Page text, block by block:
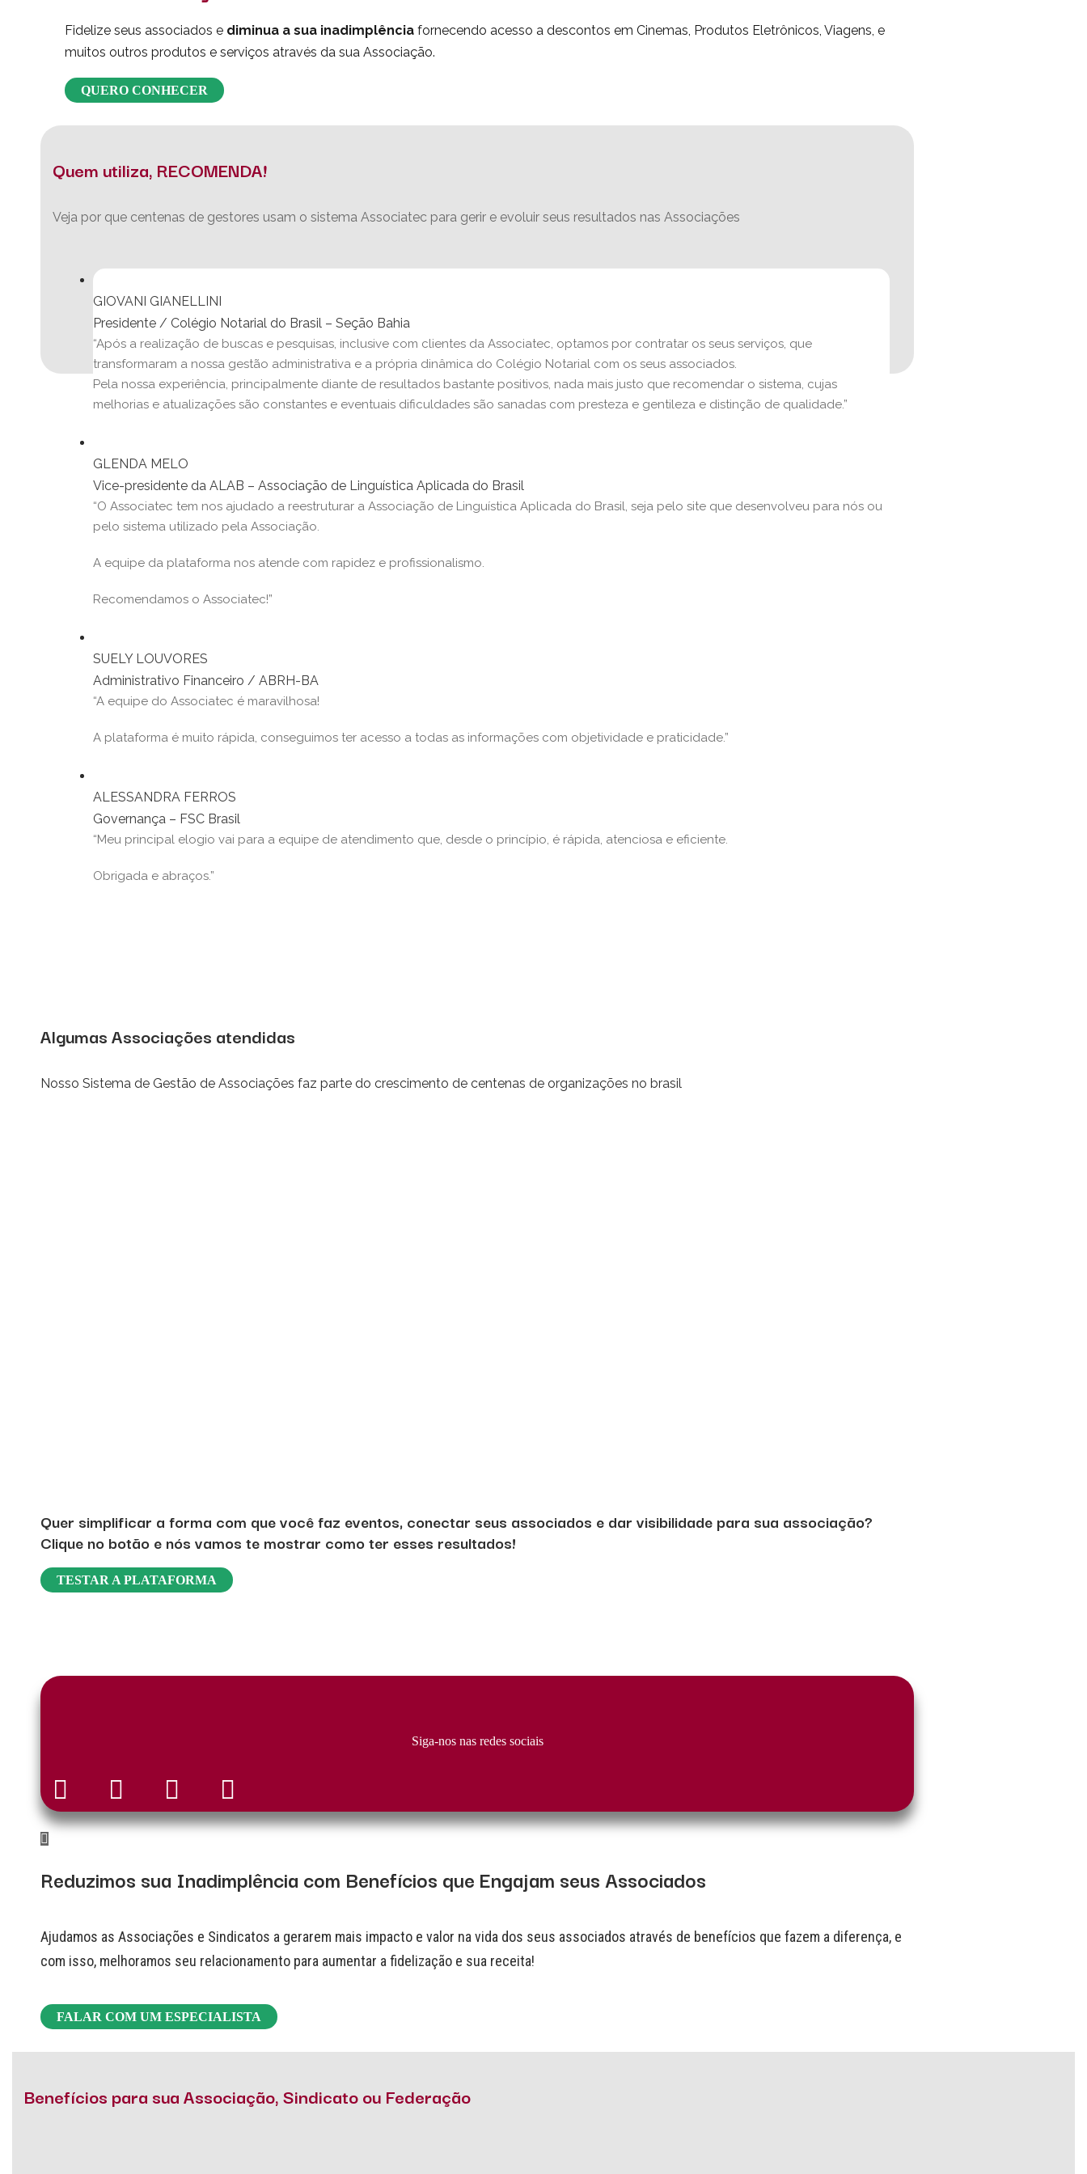
Fidelize seus associados e diminua a sua inadimplência fornecendo acesso a descontos em Cinemas, Produtos Eletrônicos, Viagens, e
muitos outros produtos e serviços através da sua Associação.
QUERO CONHECER
Quem utiliza, RECOMENDA!
Veja por que centenas de gestores usam o sistema Associatec para gerir e evoluir seus resultados nas Associações
GIOVANI GIANELLINI
Presidente / Colégio Notarial do Brasil – Seção Bahia
“Após a realização de buscas e pesquisas, inclusive com clientes da Associatec, optamos por contratar os seus serviços, que
transformaram a nossa gestão administrativa e a própria dinâmica do Colégio Notarial com os seus associados.
Pela nossa experiência, principalmente diante de resultados bastante positivos, nada mais justo que recomendar o sistema, cujas
melhorias e atualizações são constantes e eventuais dificuldades são sanadas com presteza e gentileza e distinção de qualidade.”
GLENDA MELO
Vice-presidente da ALAB – Associação de Linguística Aplicada do Brasil
“O Associatec tem nos ajudado a reestruturar a Associação de Linguística Aplicada do Brasil, seja pelo site que desenvolveu para nós ou
pelo sistema utilizado pela Associação.
A equipe da plataforma nos atende com rapidez e profissionalismo.
Recomendamos o Associatec!”
SUELY LOUVORES
Administrativo Financeiro / ABRH-BA
“A equipe do Associatec é maravilhosa!
A plataforma é muito rápida, conseguimos ter acesso a todas as informações com objetividade e praticidade.”
ALESSANDRA FERROS
Governança – FSC Brasil
“Meu principal elogio vai para a equipe de atendimento que, desde o princípio, é rápida, atenciosa e eficiente.
Obrigada e abraços.”
Algumas Associações atendidas
Nosso Sistema de Gestão de Associações faz parte do crescimento de centenas de organizações no brasil
Quer simplificar a forma com que você faz eventos, conectar seus associados e dar visibilidade para sua associação?
Clique no botão e nós vamos te mostrar como ter esses resultados!
TESTAR A PLATAFORMA
Siga-nos nas redes sociais
Reduzimos sua Inadimplência com Benefícios que Engajam seus Associados
Ajudamos as Associações e Sindicatos a gerarem mais impacto e valor na vida dos seus associados através de benefícios que fazem a diferença, e
com isso, melhoramos seu relacionamento para aumentar a fidelização e sua receita!
FALAR COM UM ESPECIALISTA
Benefícios para sua Associação, Sindicato ou Federação